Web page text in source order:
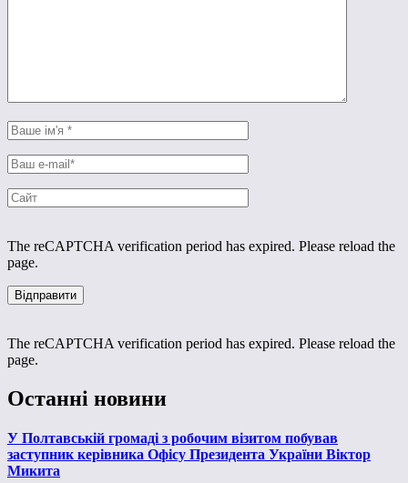
The reCAPTCHA verification period has expired. Please reload the
page.
The reCAPTCHA verification period has expired. Please reload the
page.
Останні новини
У Полтавській громаді з робочим візитом побував
заступник керівника Офісу Президента України Віктор
Микита